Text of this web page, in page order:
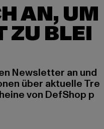
AN, UM
ZU BLEI
Newsletter an und
über aktuelle Tre
von DefShop p